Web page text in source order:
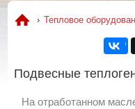
› Тепловое
Подвесные
На отработанном